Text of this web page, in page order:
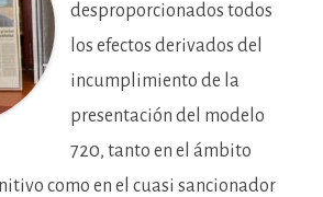
desproporcionados todos
los efectos derivados del
incumplimiento de la
presentación del modelo
720, tanto en el ámbito
como en el cuasi sancionador